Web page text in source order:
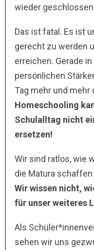
wieder
Das ist fatal. Es ist
gerecht zu werden
erreichen. Gerade
persönlichen
Tag mehr und mehr
Homeschooling
Schulalltag nicht
ersetzen!
Wir sind ratlos, wie
die Matura
Wir wissen nicht,
für unser weiteres
Als
sehen wir uns